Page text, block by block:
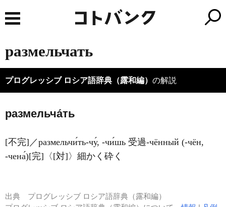
размельчать
プログレッシブ ロシア語辞典（露和編） の解説
размельча́ть
[不完]／размельчи́ть-чу́, -чи́шь 受過-чённый (-чён,
-чена́)[完]〈[対]〉細かく砕く
出典 プログレッシブ ロシア語辞典（露和編）